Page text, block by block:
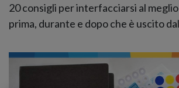
20 consigli per interfacciarsi al
prima, durante e dopo che è uscito